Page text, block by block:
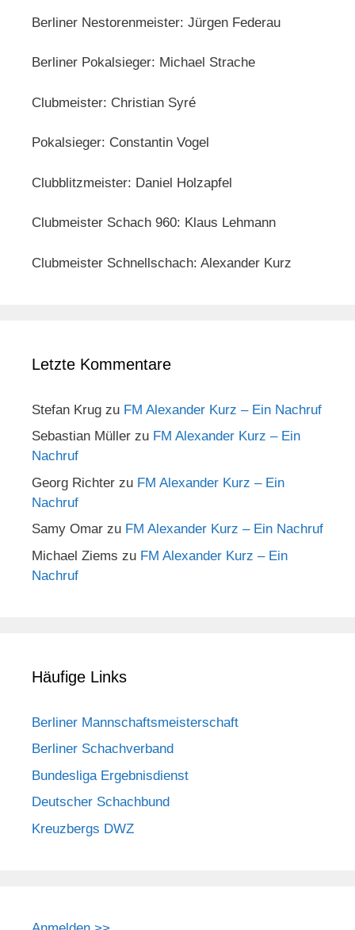
Berliner Nestorenmeister: Jürgen Federau
Berliner Pokalsieger: Michael Strache
Clubmeister: Christian Syré
Pokalsieger: Constantin Vogel
Clubblitzmeister: Daniel Holzapfel
Clubmeister Schach 960: Klaus Lehmann
Clubmeister Schnellschach: Alexander Kurz
Letzte Kommentare
Stefan Krug zu FM Alexander Kurz – Ein Nachruf
Sebastian Müller zu FM Alexander Kurz – Ein
Nachruf
Georg Richter zu FM Alexander Kurz – Ein
Nachruf
Samy Omar zu FM Alexander Kurz – Ein Nachruf
Michael Ziems zu FM Alexander Kurz – Ein
Nachruf
Häufige Links
Berliner Mannschaftsmeisterschaft
Berliner Schachverband
Bundesliga Ergebnisdienst
Deutscher Schachbund
Kreuzbergs DWZ